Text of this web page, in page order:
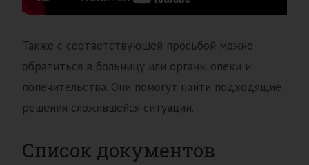
Также с соответствующей просьбой можно
обратиться в больницу или органы опеки и
попечительства. Они помогут найти подходящие
решения сложившейся ситуации.
Список документов